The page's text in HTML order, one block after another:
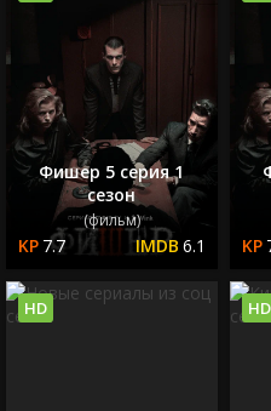
Фишер 5 серия 1
сезон
(фильм)
7.7 6.1
HD HD